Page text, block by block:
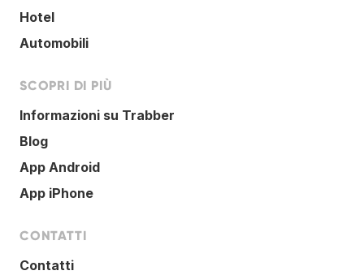
Hotel
Automobili
SCOPRI DI PIÙ
Informazioni su Trabber
Blog
App Android
App iPhone
CONTATTI
Contatti